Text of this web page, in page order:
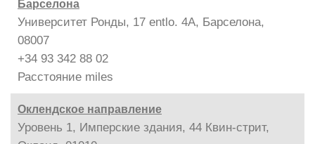
Барселона
Университет Ронды, 17 entlo. 4A, Барселона,
08007
+34 93 342 88 02
Расстояние miles
Оклендское направление
Уровень 1, Имперские здания, 44 Квин-стрит,